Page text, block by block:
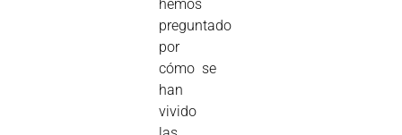
hemos
preguntado
por
cómo se
han
vivido